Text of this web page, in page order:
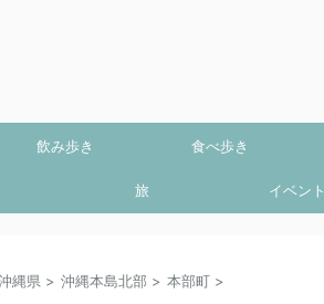
飲み歩き 食べ歩き
旅 イベント
縄県 > 沖縄本島北部 > 本部町 >